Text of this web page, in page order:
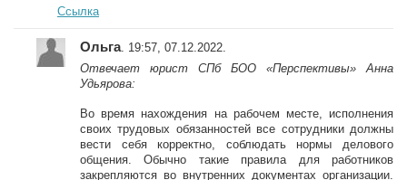
Ссылка
Ольга. 19:57, 07.12.2022.
Отвечает юрист СПб БОО «Перспективы» Анна
Удьярова:
Во время нахождения на рабочем месте, исполнения
своих трудовых обязанностей все сотрудники должны
вести себя корректно, соблюдать нормы делового
общения. Обычно такие правила для работников
закрепляются во внутренних документах организации.